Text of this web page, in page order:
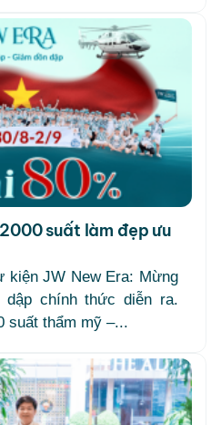
suất làm đẹp ưu
kiện JW New Era: Mừng
chính thức diễn ra.
suất thẩm mỹ –...